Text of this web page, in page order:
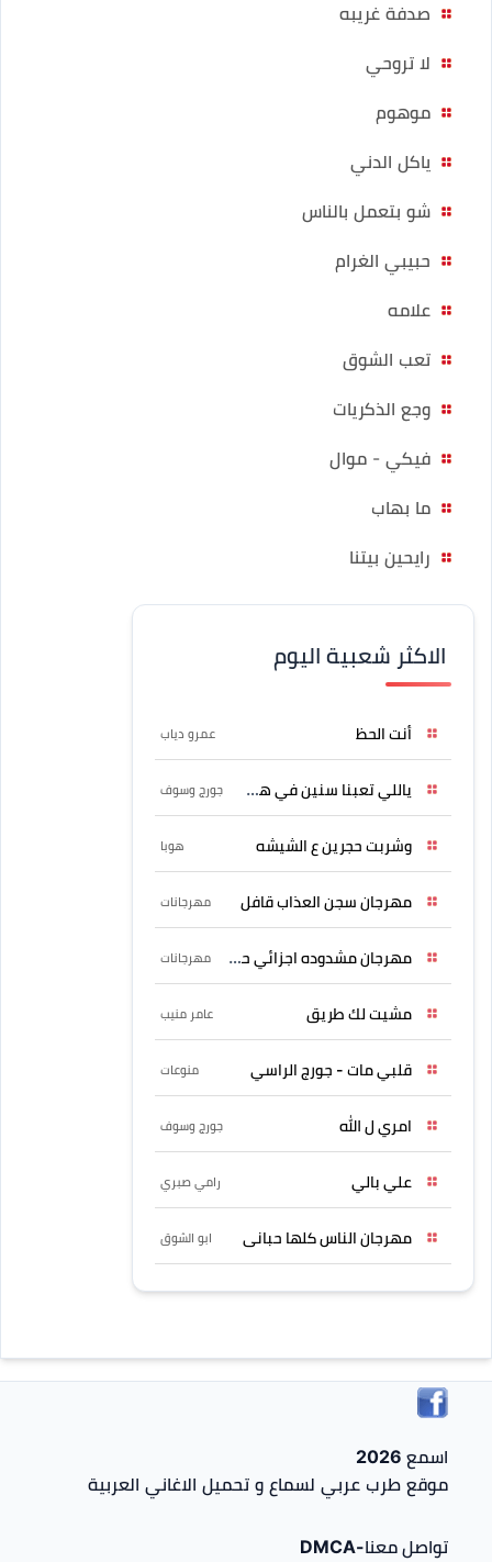
صدفة غريبه
لا تروحي
موهوم
ياكل الدني
شو بتعمل بالناس
حبيبي الغرام
علامه
تعب الشوق
وجع الذكريات
فيكي - موال
ما بهاب
رايحين بيتنا
الاكثر شعبية اليوم
أنت الحظ عمرو دياب
ياللي تعبنا سنين في هواه جورج وسوف
وشربت حجرين ع الشيشه هوبا
مهرجان سجن العذاب قافل مهرجانات
مهرجان مشدوده اجزائي حربونى مهرجانات
مشيت لك طريق عامر منيب
قلبي مات - جورج الراسي منوعات
امري ل الله جورج وسوف
علي بالي رامي صبري
مهرجان الناس كلها حبانى ابو الشوق
اسمع 2026
موقع طرب عربي لسماع و تحميل الاغاني العربية
تواصل معنا-DMCA